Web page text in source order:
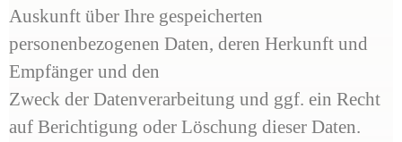
Auskunft über Ihre gespeicherten
personenbezogenen Daten, deren Herkunft und
Empfänger und den
Zweck der Datenverarbeitung und ggf. ein Recht
auf Berichtigung oder Löschung dieser Daten.